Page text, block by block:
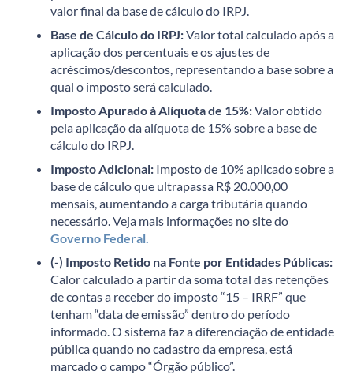
valor final da base de cálculo do IRPJ.
Base de Cálculo do IRPJ:Valor total calculado após a
aplicação dos percentuais e os ajustes de
acréscimos/descontos, representando a base sobre a
qual o imposto será calculado.
Imposto Apurado à Alíquota de 15%:Valor obtido
pela aplicação da alíquota de 15% sobre a base de
cálculo do IRPJ.
Imposto Adicional: Imposto de 10% aplicado sobre a
base de cálculo que ultrapassa R$ 20.000,00
mensais, aumentando a carga tributária quando
necessário. Veja mais informações no site do
Governo Federal.
(-) Imposto Retido na Fonte por Entidades Públicas:
Calor calculado a partir da soma total das retenções
de contas a receber do imposto “15 – IRRF” que
tenham “data de emissão” dentro do período
informado. O sistema faz a diferenciação de entidade
pública quando no cadastro da empresa, está
marcado o campo “Órgão público”.